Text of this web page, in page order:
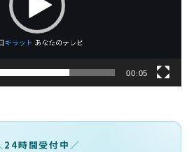
00:05
24時間受付中